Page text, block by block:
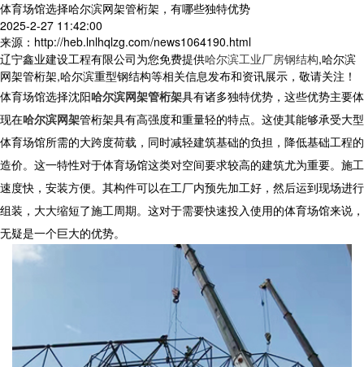
体育场馆选择哈尔滨网架管桁架，有哪些独特优势
2025-2-27 11:42:00
来源：http://heb.lnlhqlzg.com/news1064190.html
辽宁鑫业建设工程有限公司为您免费提供哈尔滨工业厂房钢结构,哈尔滨
网架管桁架,哈尔滨重型钢结构等相关信息发布和资讯展示，敬请关注！
体育场馆选择沈阳哈尔滨网架管桁架具有诸多独特优势，这些优势主要体
现在哈尔滨网架管桁架具有高强度和重量轻的特点。这使其能够承受大型
体育场馆所需的大跨度荷载，同时减轻建筑基础的负担，降低基础工程的
造价。这一特性对于体育场馆这类对空间要求较高的建筑尤为重要。施工
速度快，安装方便。其构件可以在工厂内预先加工好，然后运到现场进行
组装，大大缩短了施工周期。这对于需要快速投入使用的体育场馆来说，
无疑是一个巨大的优势。